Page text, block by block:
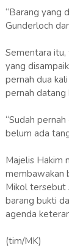
“Barang yang
Gunderloch
Sementara
yang
pernah dua
pernah datang
“Sudah
belum ada
Majelis Hakim
membawakan
Mikol tersebut
barang bukti
agenda
(tim/MK)